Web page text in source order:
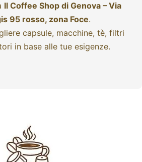
Il Coffee Shop di Genova – Via
95 rosso, zona Foce.
capsule, macchine, tè, filtri
in base alle tue esigenze.